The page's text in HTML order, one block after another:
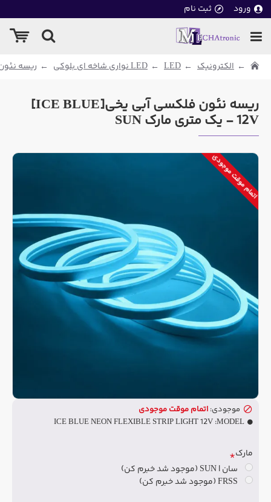
ورود ثبت نام
الکترونیک LED LED نواری شاخه ای بلوکی ریسه
ریسه نئون فلکسی آبی یخی[ICE BLUE]
12V - یک متری مارک SUN
اتمام موقت موجودی
موجودی: اتمام موقت موجودی
MODEL:
ICE BLUE NEON FLEXIBLE STRIP LIGHT 12V
مارک
سان | SUN (موجود شد خبرم کن)
FRSS (موجود شد خبرم کن)